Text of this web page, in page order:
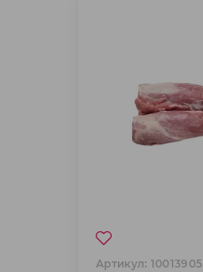
Артикул: 10013905